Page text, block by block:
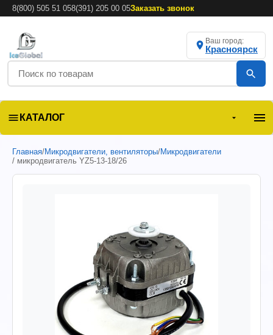
8(800) 505 51 058(391) 205 00 05Заказать звонок
Ваш город:
Красноярск
КАТАЛОГ
Главная/Микродвигатели, вентиляторы/Микродвигатели
/ микродвигатель YZ5-13-18/26